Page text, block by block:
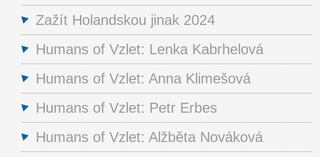
Zažít Holandskou jinak 2024
Humans of Vzlet: Lenka Kabrhelová
Humans of Vzlet: Anna Klimešová
Humans of Vzlet: Petr Erbes
Humans of Vzlet: Alžběta Nováková